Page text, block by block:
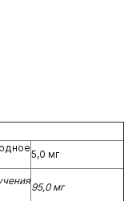
5,0 мг
95,0 мг